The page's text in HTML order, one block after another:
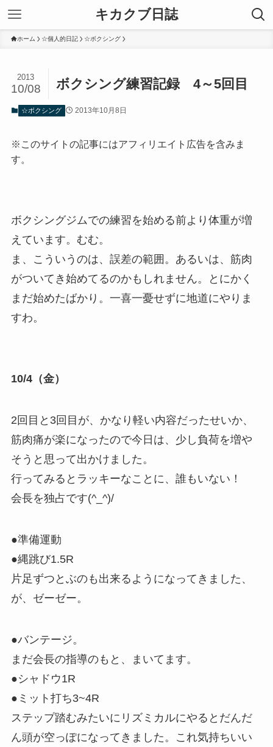
キカクブ日誌
ホーム ☆個人的日記 ☆ボクシング
ボクシング練習記録 4～5回目
2013
10/08
☆ボクシング 2013年10月8日
※このサイトの記事にはアフィリエイト広告を含みま
す。
ボクシングジムでの練習を始める前より体重が増
えています。むむ。
ま、こういうのは、誤差の範囲。あるいは、筋肉
がついてき始めてるのかもしれません。とにかく
まだ始めたばかり。一喜一憂せずに地道にやりま
すわ。
10/4（金）
2回目と3回目が、かなり軽い内容だったせいか、
筋肉痛が楽になったので今日は、少し負荷を増や
そうと思って出かけました。
行ってみるとラッキーなことに、誰もいない！
会長を独占です(^_^)/
●準備運動
●縄跳び1.5R
片足ずつとぶのも出来るようになってきました、
が、ゼーゼー。
●バンテージ。
まだ会長の指導のもと、まいてます。
●シャドウ1R
●ミット打ち3~4R
ステップ踏むみたいにリズミカルにやるとだんだ
ん頭が空っぽになってきました。これ気持ちいい